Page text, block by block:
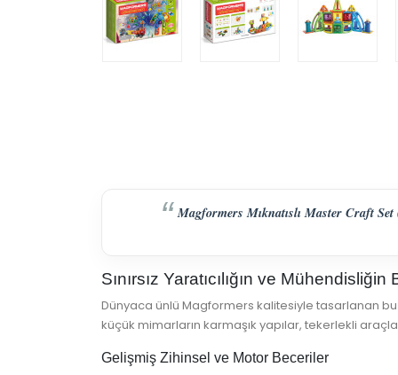
Magformers Mıknatıslı Master Craft
Sınırsız Yaratıcılığın ve
Dünyaca ünlü Magformers kalitesiyle tasarlanan
küçük mimarların karmaşık yapılar, tekerlekli
Gelişmiş Zihinsel ve Motor Beceriler